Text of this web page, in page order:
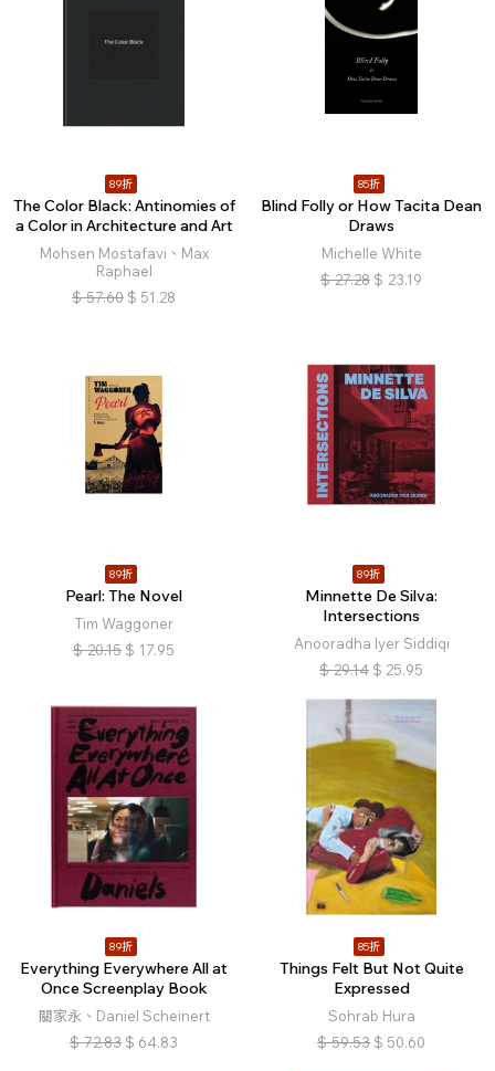
89折
The Color Black: Antinomies of
a Color in Architecture and Art
Mohsen Mostafavi、Max
Raphael
$ 57.60 $ 51.28
85折
Blind Folly or How Tacita Dean
Draws
Michelle White
$ 27.28 $ 23.19
89折
Pearl: The Novel
Tim Waggoner
$ 20.15 $ 17.95
89折
Minnette De Silva:
Intersections
Anooradha Iyer Siddiqi
$ 29.14 $ 25.95
89折
Everything Everywhere All at
Once Screenplay Book
關家永、Daniel Scheinert
$ 72.83 $ 64.83
85折
Things Felt But Not Quite
Expressed
Sohrab Hura
$ 59.53 $ 50.60